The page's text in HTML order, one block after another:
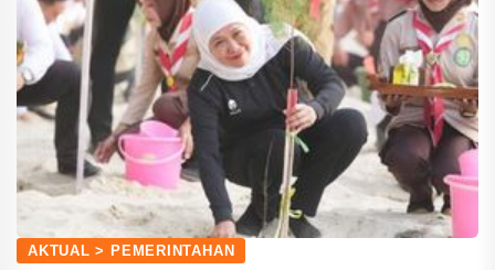
AKTUAL > PEMERINTAHAN